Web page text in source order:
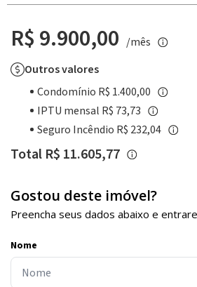
R$ 9.900,00 /mês
Outros valores
Condomínio R$ 1.400,00
IPTU mensal R$ 73,73
Seguro Incêndio R$ 232,04
Total R$ 11.605,77
Gostou deste imóvel?
Preencha seus dados abaixo e
Nome